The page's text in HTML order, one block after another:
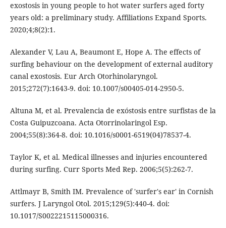
exostosis in young people to hot water surfers aged forty
years old: a preliminary study. Affiliations Expand Sports.
2020;4;8(2):1.
Alexander V, Lau A, Beaumont E, Hope A. The effects of
surfing behaviour on the development of external auditory
canal exostosis. Eur Arch Otorhinolaryngol.
2015;272(7):1643-9. doi: 10.1007/s00405-014-2950-5.
Altuna M, et al. Prevalencia de exóstosis entre surfistas de la
Costa Guipuzcoana. Acta Otorrinolaringol Esp.
2004;55(8):364-8. doi: 10.1016/s0001-6519(04)78537-4.
Taylor K, et al. Medical illnesses and injuries encountered
during surfing. Curr Sports Med Rep. 2006;5(5):262-7.
Attlmayr B, Smith IM. Prevalence of 'surfer's ear' in Cornish
surfers. J Laryngol Otol. 2015;129(5):440-4. doi:
10.1017/S0022215115000316.